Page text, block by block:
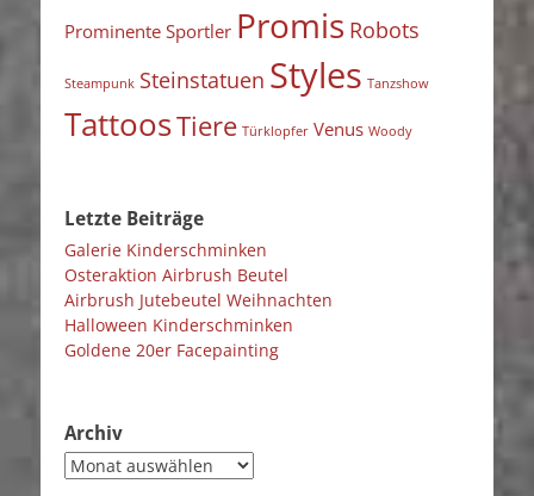
Prominente Sportler Promis Robots
Steampunk Steinstatuen Styles Tanzshow
TattoosTiere Türklopfer Venus Woody
Letzte Beiträge
Galerie Kinderschminken
Osteraktion Airbrush Beutel
Airbrush Jutebeutel Weihnachten
Halloween Kinderschminken
Goldene 20er Facepainting
Archiv
Archiv